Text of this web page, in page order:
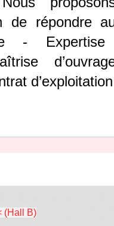
de répondre
-
d’exploitation
(Hall B)